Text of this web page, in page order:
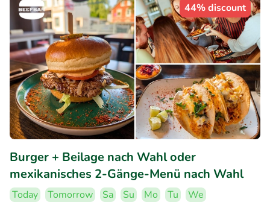
44% discount
Burger + Beilage nach Wahl oder
mexikanisches 2-Gänge-Menü nach Wahl
Today Tomorrow Sa Su Mo Tu
We